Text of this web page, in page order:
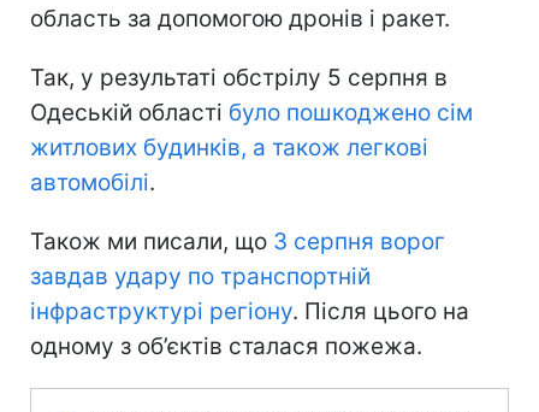
область за допомогою дронів і ракет.
Так, у результаті обстрілу 5 серпня в
Одеській області було пошкоджено сім
житлових будинків, а також легкові
автомобілі.
Також ми писали, що 3 серпня ворог
завдав удару по транспортній
інфраструктурі регіону. Після цього на
одному з об’єктів сталася пожежа.